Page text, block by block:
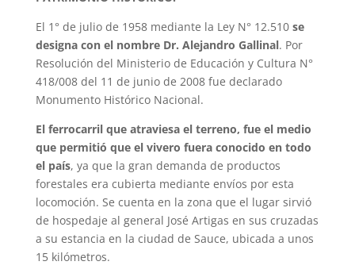
El 1° de julio de 1958 mediante la Ley N° 12.510 se
designa con el nombre Dr. Alejandro Gallinal. Por
Resolución del Ministerio de Educación y Cultura N°
418/008 del 11 de junio de 2008 fue declarado
Monumento Histórico Nacional.
El ferrocarril que atraviesa el terreno, fue el medio
que permitió que el vivero fuera conocido en todo
el país, ya que la gran demanda de productos
forestales era cubierta mediante envíos por esta
locomoción. Se cuenta en la zona que el lugar sirvió
de hospedaje al general José Artigas en sus cruzadas
a su estancia en la ciudad de Sauce, ubicada a unos
15 kilómetros.